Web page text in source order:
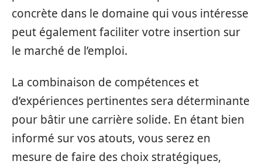
concrète dans le domaine qui vous intéresse
peut également faciliter votre insertion sur
le marché de l’emploi.
La combinaison de compétences et
d’expériences pertinentes sera déterminante
pour bâtir une carrière solide. En étant bien
informé sur vos atouts, vous serez en
mesure de faire des choix stratégiques,